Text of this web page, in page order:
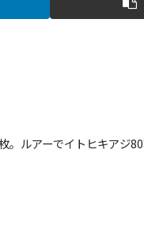
ルアーでイトヒキアジ80